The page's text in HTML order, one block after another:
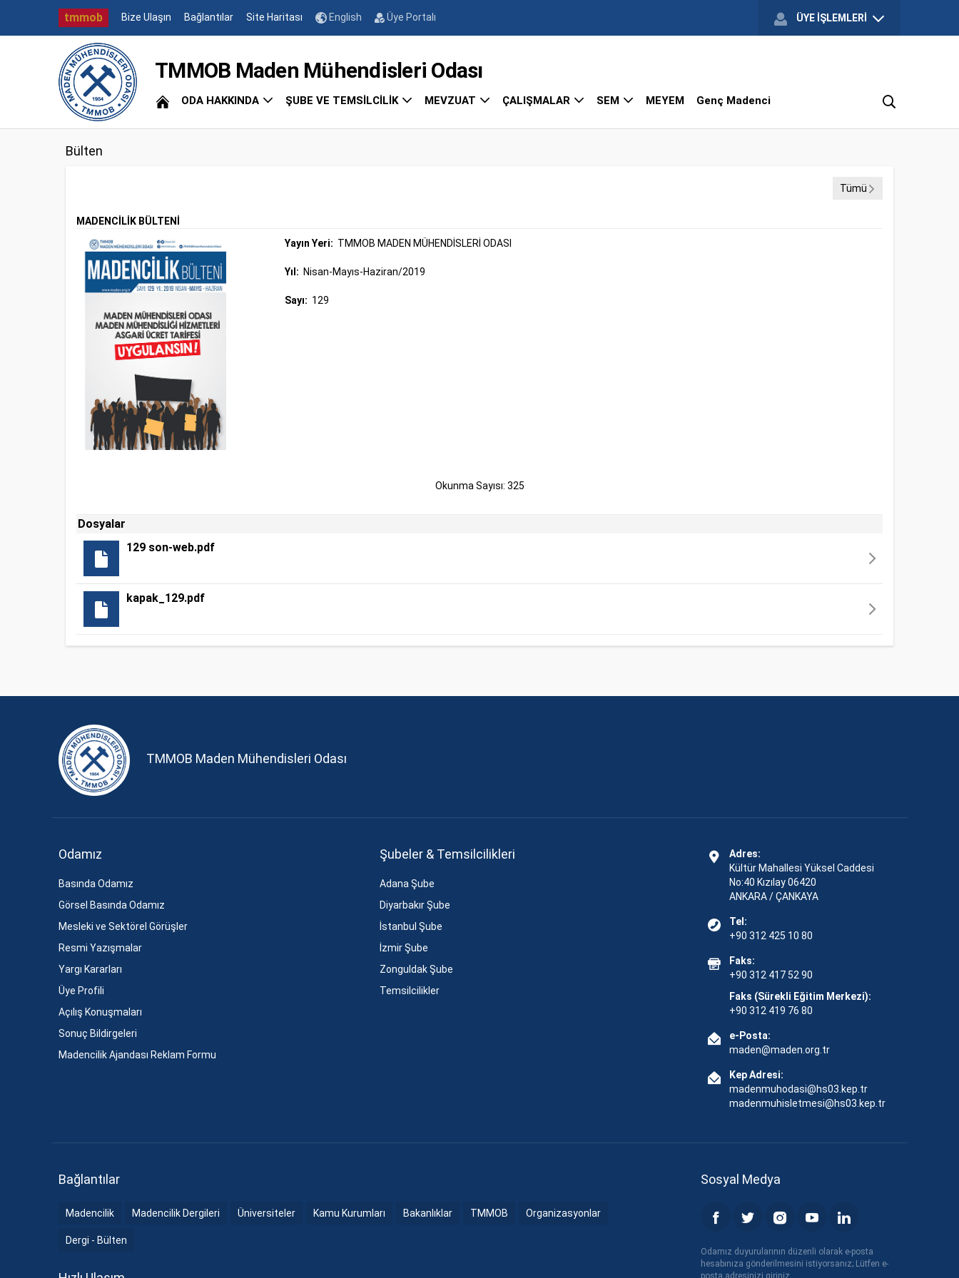
tmmob Bize Ulaşın Bağlantılar Site Haritası English Üye Portalı ÜYE İŞLEMLERİ
TMMOB Maden Mühendisleri Odası
ODA HAKKINDA ŞUBE VE TEMSİLCİLİK MEVZUAT ÇALIŞMALAR SEM MEYEM Genç Madenci
Bülten
Tümü
MADENCİLİK BÜLTENİ
Yayın Yeri: TMMOB MADEN MÜHENDİSLERİ ODASI
Yıl: Nisan-Mayıs-Haziran/2019
Sayı: 129
Okunma Sayısı: 325
Dosyalar
129 son-web.pdf
kapak_129.pdf
TMMOB Maden Mühendisleri Odası
Odamız
Basında Odamız
Görsel Basında Odamız
Mesleki ve Sektörel Görüşler
Resmi Yazışmalar
Yargı Kararları
Üye Profili
Açılış Konuşmaları
Sonuç Bildirgeleri
Madencilik Ajandası Reklam Formu
Şubeler & Temsilcilikleri
Adana Şube
Diyarbakır Şube
İstanbul Şube
İzmir Şube
Zonguldak Şube
Temsilcilikler
Adres:
Kültür Mahallesi Yüksel Caddesi
No:40 Kızılay 06420
ANKARA / ÇANKAYA
Tel:
+90 312 425 10 80
Faks:
+90 312 417 52 90
Faks (Sürekli Eğitim Merkezi):
+90 312 419 76 80
e-Posta:
maden@maden.org.tr
Kep Adresi:
madenmuhodasi@hs03.kep.tr
madenmuhisletmesi@hs03.kep.tr
Bağlantılar
Madencilik Madencilik Dergileri Üniversiteler Kamu Kurumları Bakanlıklar TMMOB Organizasyonlar
Dergi - Bülten
Sosyal Medya
Odamız duyurularının düzenli olarak e-posta
hesabınıza gönderilmesini istiyorsanız; Lütfen e-
posta adresinizi giriniz.